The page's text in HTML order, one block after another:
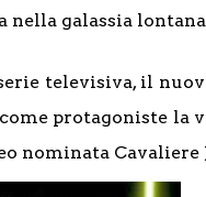
nella galassia
televisiva, il
protagoniste la
nominata Cavaliere